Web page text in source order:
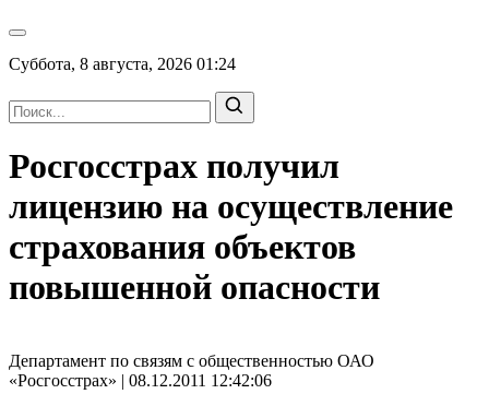
Суббота, 8 августа, 2026 01:24
Росгосстрах получил
лицензию на осуществление
страхования объектов
повышенной опасности
Департамент по связям с общественностью ОАО
«Росгосстрах» | 08.12.2011 12:42:06